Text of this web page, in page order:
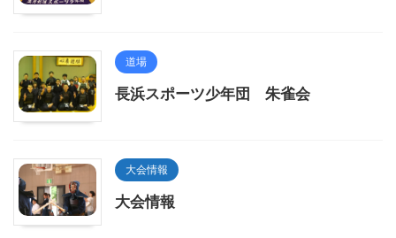
道場
長浜スポーツ少年団 朱雀会
大会情報
大会情報